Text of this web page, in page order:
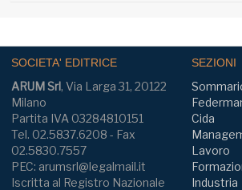
SOCIETA' EDITRICE
ARUM Srl, Via Larga 31, 20122
Milano
Partita IVA 03284810151
Tel. 02.5837.6208 - Fax
02.5830.7557
PEC: arumsrl@legalmail.it
Iscritta al Registro Nazionale
SEZIONI
Cida
Lavoro
Industria